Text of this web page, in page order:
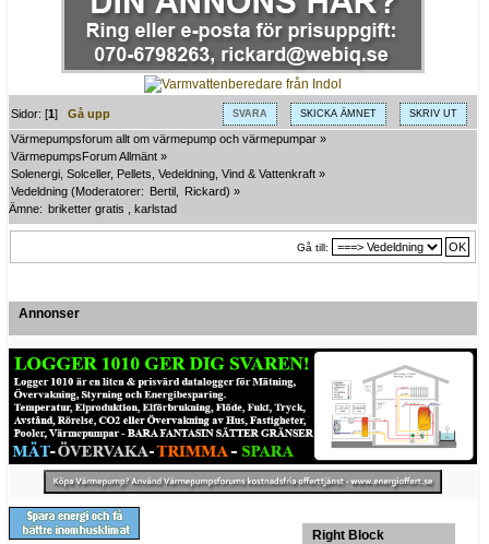
SVARA SKICKA ÄMNET SKRIV UT
Sidor: [1]Gå upp
Värmepumpsforum allt om värmepump och värmepumpar »
VärmepumpsForum Allmänt »
Solenergi, Solceller, Pellets, Vedeldning, Vind & Vattenkraft »
Vedeldning (Moderatorer: Bertil Rickard) »
Ämne: briketter gratis , karlstad
Gå till:
Annonser
Right Block